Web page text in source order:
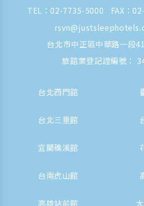
TEL：02-7735-5000
FAX：
台北市中正區中華路一段
旅館業登記證編號：
台北西門館
台北三重館
宜蘭礁溪館
台南虎山館
高雄站前館